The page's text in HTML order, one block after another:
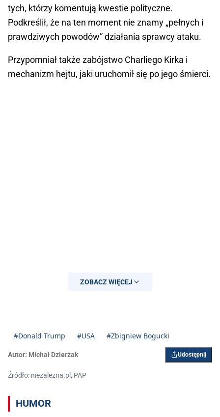
tych, którzy komentują kwestie polityczne.
Podkreślił, że na ten moment nie znamy „pełnych i
prawdziwych powodów” działania sprawcy ataku.
Przypomniał także zabójstwo Charliego Kirka i
mechanizm hejtu, jaki uruchomił się po jego śmierci.
ZOBACZ WIĘCEJ
#Donald Trump #USA #Zbigniew Bogucki
Autor: Michał Dzierżak Udostępnij
Źródło: niezalezna.pl, PAP
HUMOR